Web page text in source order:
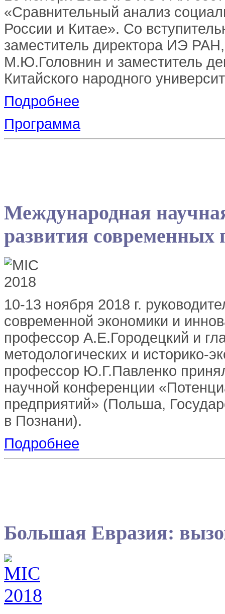
«Сравнительный анализ
России и Китае». Со
заместитель директора ИЭ
М.Ю.Головнин и заместитель
Китайского народного
Подробнее
Программа
Международная
развития современных
10-13 ноября 2018 г.
современной экономики и
профессор А.Е.Городецкий и
методологических и историко-
профессор Ю.Г.Павленко
научной конференции
предприятий» (Польша,
в Познани).
Подробнее
Большая Евразия: